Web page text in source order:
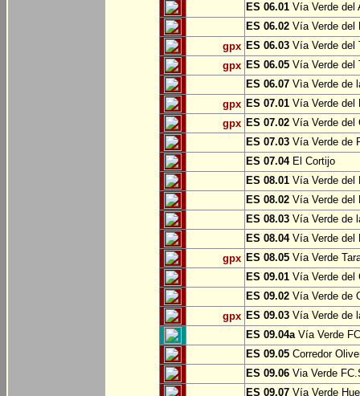
ES 06.01 Vía Verde del
ES 06.02 Vía Verde del
gpx ES 06.03 Vía Verde del
gpx ES 06.05 Vía Verde del
ES 06.07 Vìa Verde de
gpx ES 07.01 Vía Verde del
gpx ES 07.02 Vía Verde del
ES 07.03 Vía Verde de
ES 07.04El Cortijo
ES 08.01 Vía Verde del
ES 08.02 Vía Verde del
ES 08.03 Vía Verde de
ES 08.04Vía Verde del
gpx ES 08.05 Vía Verde
ES 09.01 Vía Verde del
ES 09.02 Vía Verde de
gpx ES 09.03 Vía Verde de
ES 09.04aVía Verde
ES 09.05 Corredor
ES 09.06 Via Verde
ES 09.07 Vía Verde